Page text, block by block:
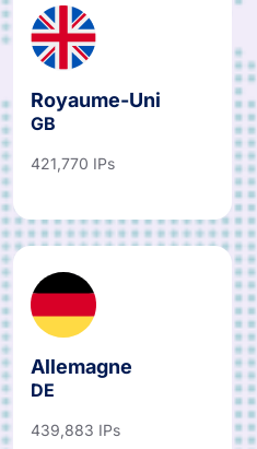
Royaume-Uni
GB
421,770 IPs
Allemagne
DE
439,883 IPs